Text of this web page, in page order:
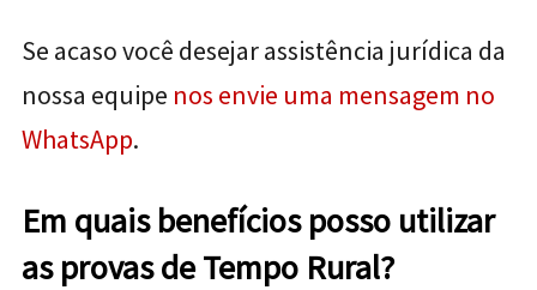
Se acaso você desejar assistência jurídica da
nossa equipe nos envie uma mensagem no
WhatsApp.
Em quais benefícios posso utilizar
as provas de Tempo Rural?